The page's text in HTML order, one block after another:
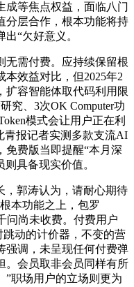
成等焦点权益，面临八门
分层合作，根本功能将持
“欠好意义。
需付费。应持续保留根
效益对比，但2025年2
扩容智能体取代码利用限
究、3次OK Computer功
模式会让用户正在利
青报记者实测多款支流AI
免费版当即提醒“本月深
具备现实价值。
郭涛认为，请耐心期待
本功能之上，包罗
问尚未收费。付费用户
动的计价器，不变的营
强调，未呈现任何付费弹
。会员取非会员同样有所
”职场用户的立场则更为